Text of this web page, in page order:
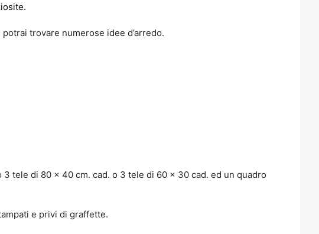
potrai trovare numerose idee d’arredo.
tele di 80 x 40 cm. cad. o 3 tele di 60 x 30 cad. ed un quadro
e privi di graffette.